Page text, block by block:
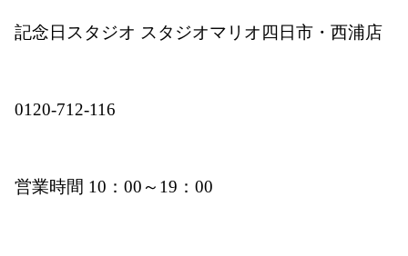
記念日スタジオ スタジオマリオ四日市・西浦店
0120-712-116
営業時間 10：00～19：00